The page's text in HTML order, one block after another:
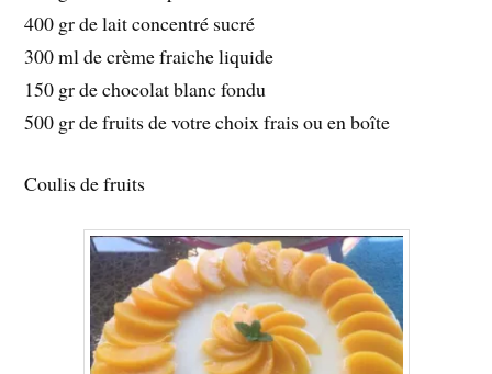
400 gr de lait concentré sucré
300 ml de crème fraiche liquide
150 gr de chocolat blanc fondu
500 gr de fruits de votre choix frais ou en boîte
Coulis de fruits